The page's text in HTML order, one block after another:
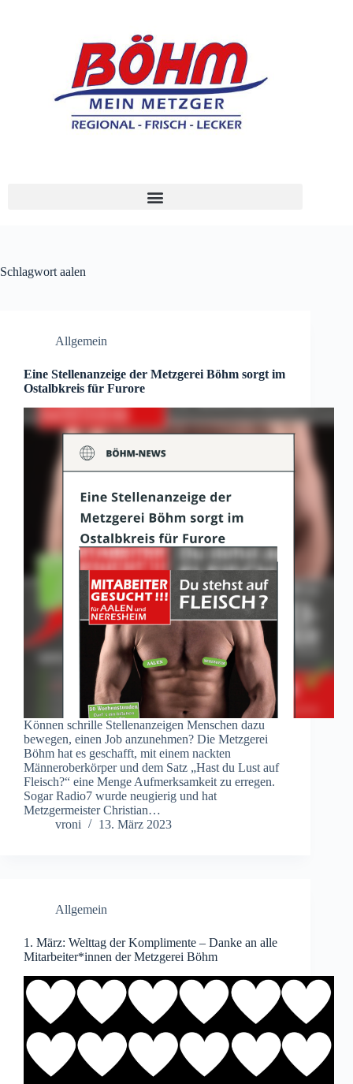
Schlagwort aalen
Allgemein
Eine Stellenanzeige der Metzgerei Böhm sorgt im
Ostalbkreis für Furore
Können schrille Stellenanzeigen Menschen dazu
bewegen, einen Job anzunehmen? Die Metzgerei
Böhm hat es geschafft, mit einem nackten
Männeroberkörper und dem Satz „Hast du Lust auf
Fleisch?“ eine Menge Aufmerksamkeit zu erregen.
Sogar Radio7 wurde neugierig und hat
Metzgermeister Christian…
vroni
13. März 2023
Allgemein
1. März: Welttag der Komplimente – Danke an alle
Mitarbeiter*innen der Metzgerei Böhm